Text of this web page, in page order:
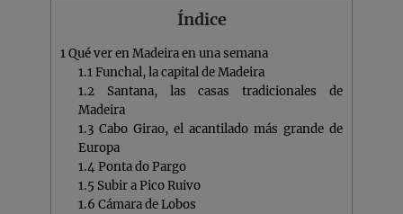
Índice
1Qué ver en Madeira en una semana
1.1Funchal, la capital de Madeira
1.2Santana, las casas tradicionales de
Madeira
1.3Cabo Girao, el acantilado más grande de
Europa
1.4Ponta do Pargo
1.5 Subir a Pico Ruivo
1.6 Cámara de Lobos